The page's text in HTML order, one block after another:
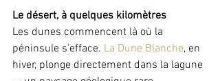
Le désert, à quelques kilomètres
Les dunes commencent là où la
péninsule s'efface. La Dune Blanche, en
hiver, plonge directement dans la lagune